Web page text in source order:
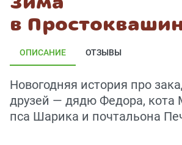
в
ОПИСАНИЕ ОТЗЫВЫ
Новогодняя история про
друзей — дядю Федора, кота
пса Шарика и почтальона